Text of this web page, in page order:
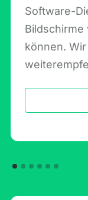
Software-
Bildschirme
können.